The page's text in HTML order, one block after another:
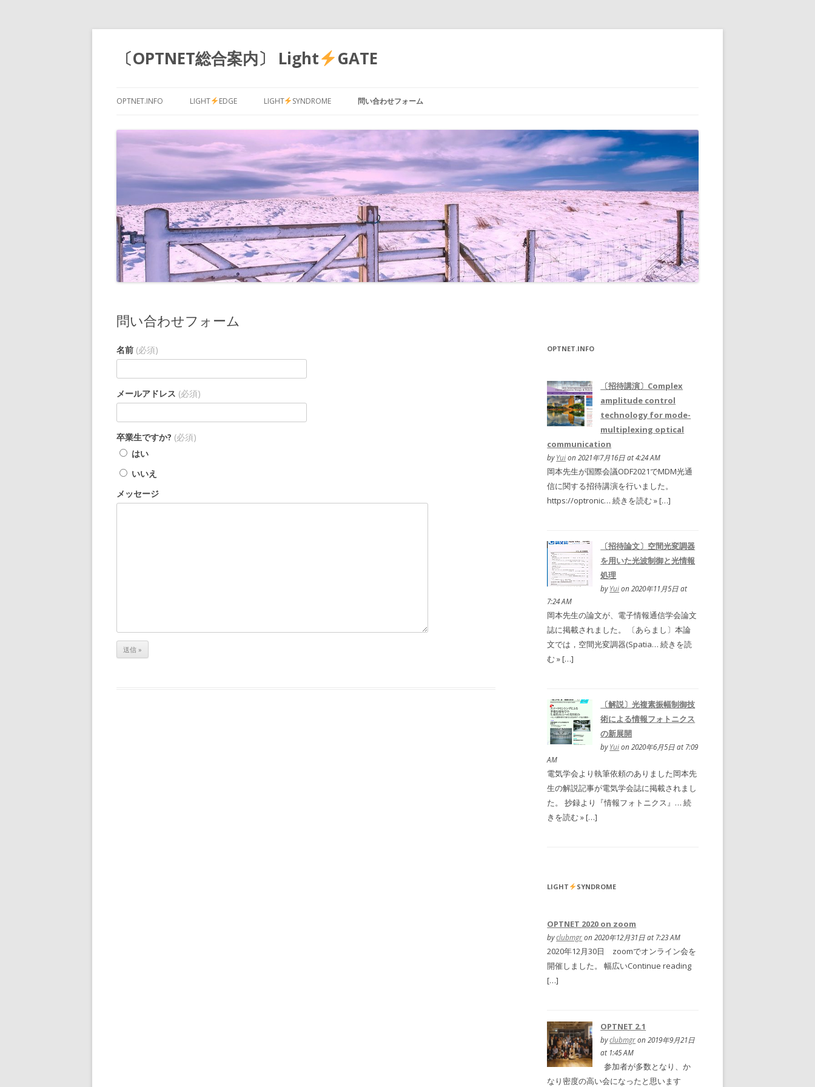
〔OPTNET総合案内〕 Light GATE
ン
へ
ッ
プ
OPTNET.INFO LIGHT EDGE LIGHT SYNDROME 問い合わせフォーム
問い合わせフォーム
名前 (必須)
メールアドレス (必須)
卒業生ですか? (必須)
はい
いいえ
メッセージ
OPTNET.INFO
〔招待講演〕Complex
amplitude control
technology for mode-
multiplexing optical
communication
byYuion 2021年7月16日 at 4:24 AM
岡本先生が国際会議ODF2021でMDM光通
信に関する招待講演を行いました。
https://optronic… 続きを読む » […]
〔招待論文〕空間光変調器
を用いた光波制御と光情報
処理
byYuion 2020年11月5日 at
7:24 AM
岡本先生の論文が、電子情報通信学会論文
誌に掲載されました。 〔あらまし〕本論
文では，空間光変調器(Spatia… 続きを読
む » […]
〔解説〕光複素振幅制御技
術による情報フォトニクス
の新展開
byYuion 2020年6月5日 at 7:09
AM
電気学会より執筆依頼のありました岡本先
生の解説記事が電気学会誌に掲載されまし
た。 抄録より『情報フォトニクス』… 続
きを読む » […]
LIGHT SYNDROME
OPTNET 2020 on zoom
byclubmgron 2020年12月31日 at 7:23 AM
2020年12月30日 zoomでオンライン会を
開催しました。 幅広いContinue reading
[…]
OPTNET 2.1
byclubmgron 2019年9月21日
at 1:45 AM
参加者が多数となり、か
なり密度の高い会になったと思います